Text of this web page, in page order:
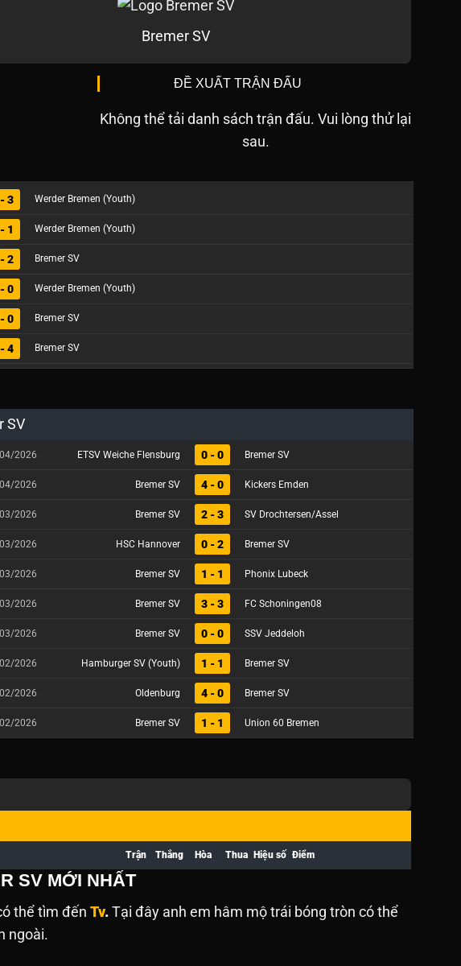
Bremer SV
ĐỀ XUẤT TRẬN ĐẤU
Không thể tải danh sách trận đấu. Vui lòng thử lại
sau.
3 Werder Bremen (Youth)
1 Werder Bremen (Youth)
2 Bremer SV
0 Werder Bremen (Youth)
0 Bremer SV
4 Bremer SV
SV
2026 ETSV Weiche Flensburg 0 - 0 Bremer SV
2026 Bremer SV 4 - 0 Kickers Emden
2026 Bremer SV 2 - 3 SV Drochtersen/Assel
2026 HSC Hannover 0 - 2 Bremer SV
2026 Bremer SV 1 - 1 Phonix Lubeck
2026 Bremer SV 3 - 3 FC Schoningen08
2026 Bremer SV 0 - 0 SSV Jeddeloh
2026 Hamburger SV (Youth) 1 - 1 Bremer SV
2026 Oldenburg 4 - 0 Bremer SV
2026 Bremer SV 1 - 1 Union 60 Bremen
Trận Thắng Hòa Thua Hiệu số Điểm
SV MỚI NHẤT
thể tìm đến Tv. Tại đây anh em hâm mộ trái bóng tròn có thể
ngoài.